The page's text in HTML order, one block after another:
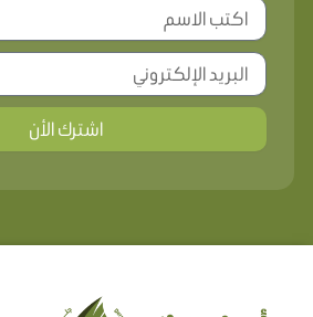
اشترك الأن